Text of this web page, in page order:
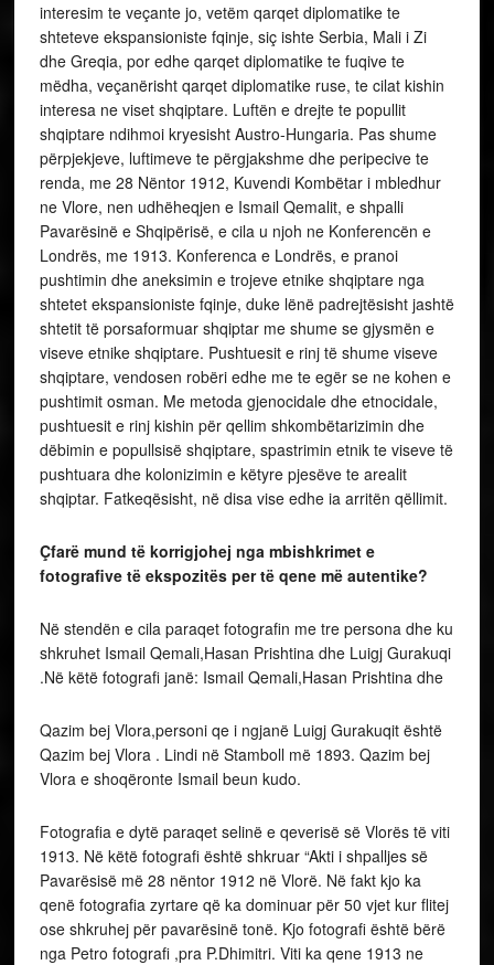
interesim te veçante jo, vetëm qarqet diplomatike te
shteteve ekspansioniste fqinje, siç ishte Serbia, Mali i Zi
dhe Greqia, por edhe qarqet diplomatike te fuqive te
mëdha, veçanërisht qarqet diplomatike ruse, te cilat kishin
interesa ne viset shqiptare. Luftën e drejte te popullit
shqiptare ndihmoi kryesisht Austro-Hungaria. Pas shume
përpjekjeve, luftimeve te përgjakshme dhe peripecive te
renda, me 28 Nëntor 1912, Kuvendi Kombëtar i mbledhur
ne Vlore, nen udhëheqjen e Ismail Qemalit, e shpalli
Pavarësinë e Shqipërisë, e cila u njoh ne Konferencën e
Londrës, me 1913. Konferenca e Londrës, e pranoi
pushtimin dhe aneksimin e trojeve etnike shqiptare nga
shtetet ekspansioniste fqinje, duke lënë padrejtësisht jashtë
shtetit të porsaformuar shqiptar me shume se gjysmën e
viseve etnike shqiptare. Pushtuesit e rinj të shume viseve
shqiptare, vendosen robëri edhe me te egër se ne kohen e
pushtimit osman. Me metoda gjenocidale dhe etnocidale,
pushtuesit e rinj kishin për qellim shkombëtarizimin dhe
dëbimin e popullsisë shqiptare, spastrimin etnik te viseve të
pushtuara dhe kolonizimin e këtyre pjesëve te arealit
shqiptar. Fatkeqësisht, në disa vise edhe ia arritën qëllimit.
Çfarë mund të korrigjohej nga mbishkrimet e
fotografive të ekspozitës per të qene më autentike?
Në stendën e cila paraqet fotografin me tre persona dhe ku
shkruhet Ismail Qemali,Hasan Prishtina dhe Luigj Gurakuqi
.Në këtë fotografi janë: Ismail Qemali,Hasan Prishtina dhe
Qazim bej Vlora,personi qe i ngjanë Luigj Gurakuqit është
Qazim bej Vlora . Lindi në Stamboll më 1893. Qazim bej
Vlora e shoqëronte Ismail beun kudo.
Fotografia e dytë paraqet selinë e qeverisë së Vlorës të viti
1913. Në këtë fotografi është shkruar “Akti i shpalljes së
Pavarësisë më 28 nëntor 1912 në Vlorë. Në fakt kjo ka
qenë fotografia zyrtare që ka dominuar për 50 vjet kur flitej
ose shkruhej për pavarësinë tonë. Kjo fotografi është bërë
nga Petro fotografi ,pra P.Dhimitri. Viti ka qene 1913 ne